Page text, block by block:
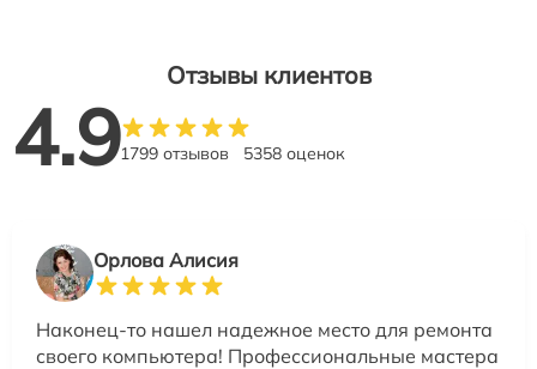
Отзывы клиентов
4.91799 отзывов 5358 оценок
Орлова Алисия
Наконец-то нашел надежное место для ремонта
своего компьютера! Профессиональные мастера